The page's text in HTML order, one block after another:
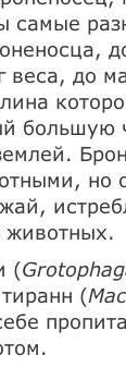
самые
веса, до
большую
но
животных.
(
(